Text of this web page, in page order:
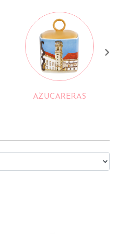
AZUCARERAS